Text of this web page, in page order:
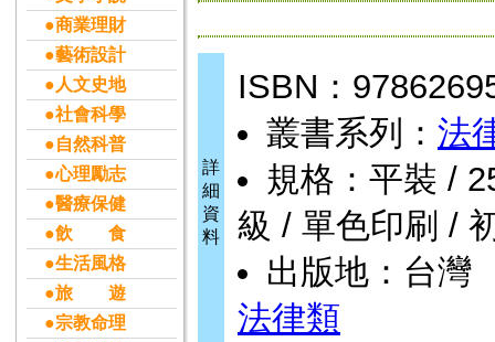
●商業理財
●藝術設計
●人文史地
●社會科學
●自然科普
●心理勵志
●醫療保健
●飲 食
●生活風格
●旅 遊
●宗教命理
詳
細
資
料
ISBN：
叢書系列： 法
規格：平裝 /
級 / 單色印刷 /
出版地：台灣
法律類